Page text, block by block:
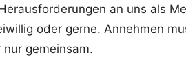
an uns als
oder gerne. Annehmen
gemeinsam.